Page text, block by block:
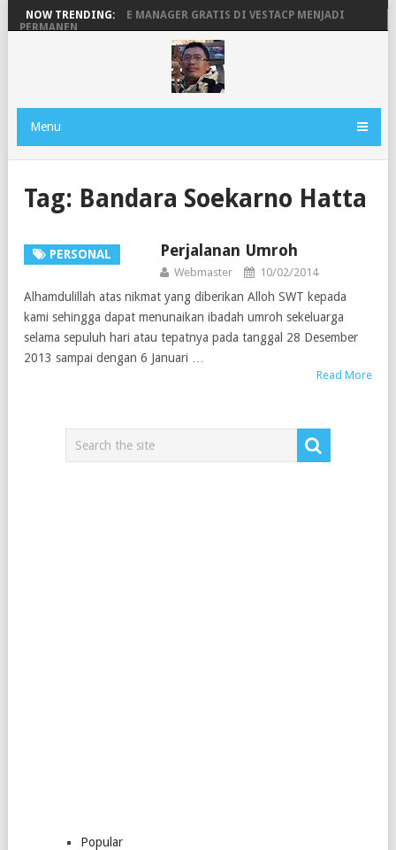
NOW TRENDING:
MENGAKTIFKAN FILE MANAGER GRATIS DI VESTACP MENJADI
PERMANEN
PENGERTIAN DOMAIN, SERVER DAN HOSTING
BEKERJA, BERMAIN DENGAN LAPTOP HP PAVILION X360
Menu
Tag: Bandara Soekarno Hatta
PERSONAL Perjalanan Umroh
Webmaster 10/02/2014
Alhamdulillah atas nikmat yang diberikan Alloh SWT kepada
kami sehingga dapat menunaikan ibadah umroh sekeluarga
selama sepuluh hari atau tepatnya pada tanggal 28 Desember
2013 sampai dengan 6 Januari …
Read More
Popular